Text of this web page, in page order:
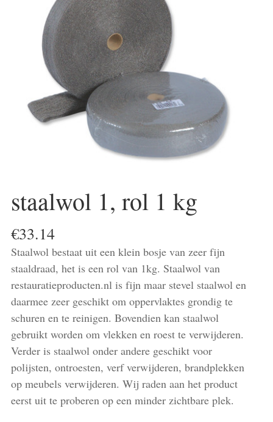
staalwol 1, rol 1 kg
€33.14
Staalwol bestaat uit een klein bosje van zeer fijn
staaldraad, het is een rol van 1kg. Staalwol van
restauratieproducten.nl is fijn maar stevel staalwol en
daarmee zeer geschikt om oppervlaktes grondig te
schuren en te reinigen. Bovendien kan staalwol
gebruikt worden om vlekken en roest te verwijderen.
Verder is staalwol onder andere geschikt voor
polijsten, ontroesten, verf verwijderen, brandplekken
op meubels verwijderen. Wij raden aan het product
eerst uit te proberen op een minder zichtbare plek.